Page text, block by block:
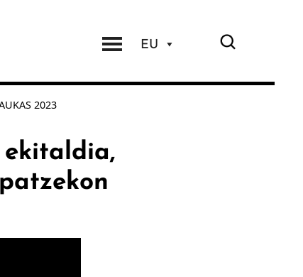
EU
2023
ekitaldia,